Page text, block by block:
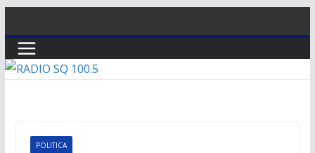
al
contenido
POLITICA